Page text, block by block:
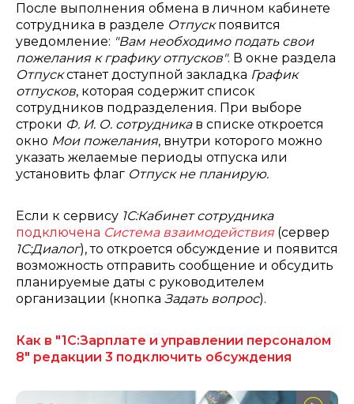
После выполнения обмена в личном кабинете
сотрудника в разделе Отпускпоявится
уведомление: "Вам необходимо подать свои
пожелания к графику отпусков". В окне раздела
Отпускстанет доступной закладка График
отпусков, которая содержит список
сотрудников подразделения. При выборе
строки Ф. И. О. сотрудникав списке откроется
окно Мои пожелания, внутри которого можно
указать желаемые периоды отпуска или
установить флаг Отпуск не планирую.
Если к сервису 1С:Кабинет сотрудника
подключена Система взаимодействия (сервер
1С:Диалог), то откроется обсуждение и появится
возможность отправить сообщение и обсудить
планируемые даты с руководителем
организации (кнопка Задать вопрос).
Как в "1С:Зарплате и управлении персоналом
8" редакции 3 подключить обсуждения